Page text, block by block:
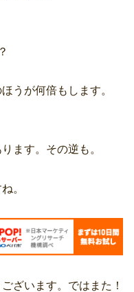
うが何倍もします。
ます。その逆も。
。
ざいます。ではまた！